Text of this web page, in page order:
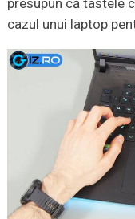
presupun că tastele
cazul unui laptop